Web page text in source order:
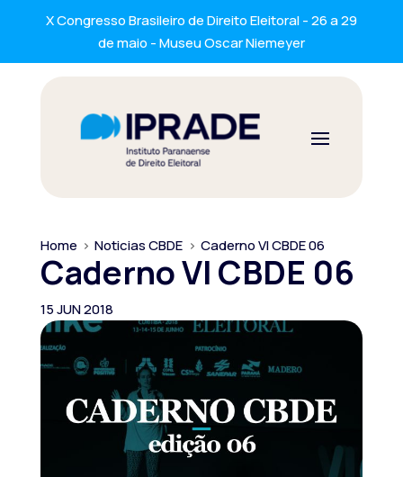
X Congresso Brasileiro de Direito Eleitoral - 26 a 29
de maio - Museu Oscar Niemeyer
Home > Noticias CBDE > Caderno VI CBDE 06
Caderno VI CBDE 06
15 JUN 2018